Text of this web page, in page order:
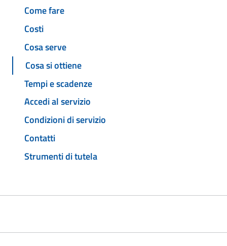
Come fare
Costi
Cosa serve
Cosa si ottiene
Tempi e scadenze
Accedi al servizio
Condizioni di servizio
Contatti
Strumenti di tutela